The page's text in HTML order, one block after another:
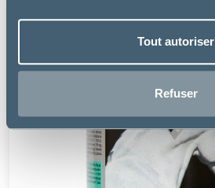
Tout autoriser
Refuser